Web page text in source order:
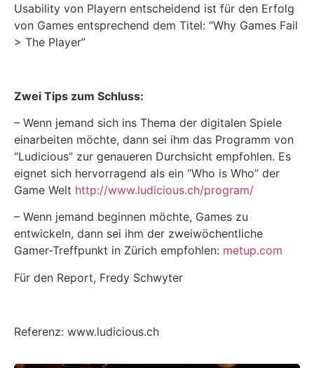
Usability von Playern entscheidend ist für den Erfolg
von Games entsprechend dem Titel: “Why Games Fail
> The Player”
Zwei Tips zum Schluss:
– Wenn jemand sich ins Thema der digitalen Spiele
einarbeiten möchte, dann sei ihm das Programm von
“Ludicious” zur genaueren Durchsicht empfohlen. Es
eignet sich hervorragend als ein “Who is Who” der
Game Welt http://www.ludicious.ch/program/
– Wenn jemand beginnen möchte, Games zu
entwickeln, dann sei ihm der zweiwöchentliche
Gamer-Treffpunkt in Zürich empfohlen: metup.com
Für den Report, Fredy Schwyter
Referenz: www.ludicious.ch